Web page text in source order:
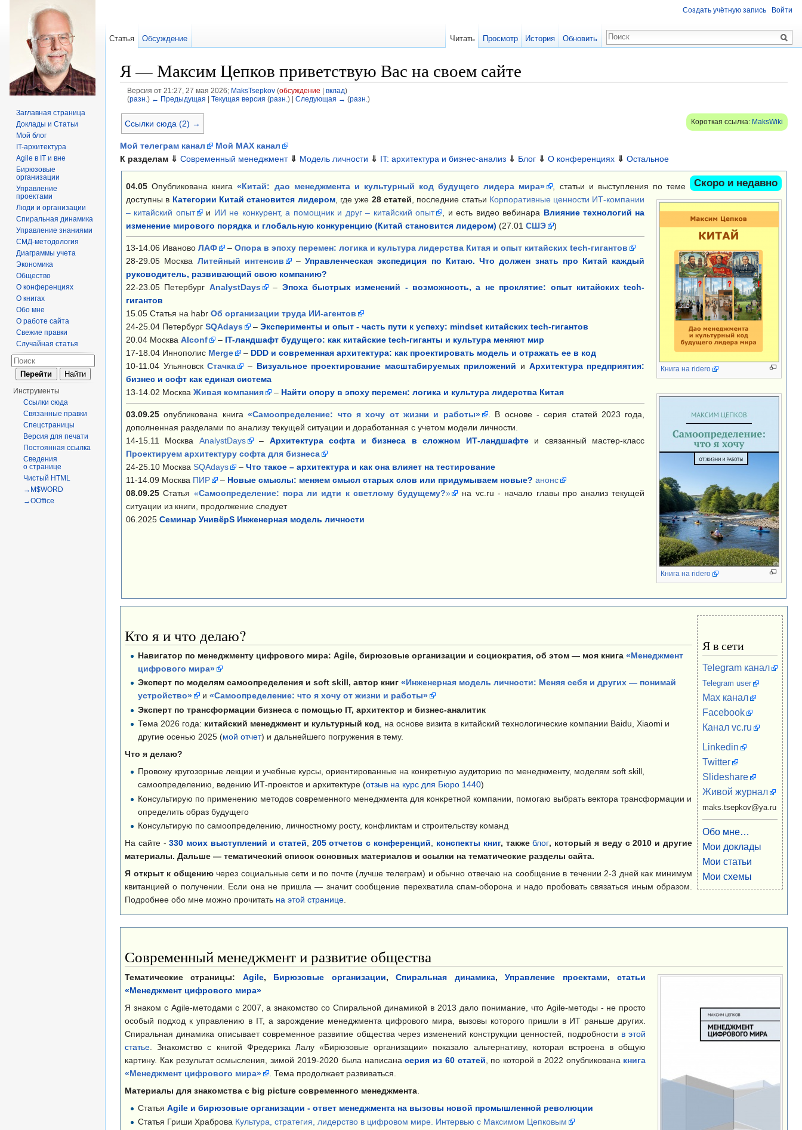
Я — Максим Цепков приветствую Вас на своем сайте
Версия от 21:27, 27 мая 2026; MaksTsepkov (обсуждение вклад)
(разн. ) ← Предыдущая Текущая версия (разн. ) | Следующая → (разн. )
Короткая ссылка: MaksWiki
Ссылки сюда (2) →
Мой телеграм канал
Мой MAX канал
К разделам ⇓ Современный менеджмент ⇓ Модель личности ⇓ IT: архитектура и бизнес-анализ ⇓ Блог ⇓ О конференциях ⇓ Остальное
Скоро и недавно
Книга на ridero
Книга на ridero
04.05 Опубликована книга«Китай: дао менеджмента и культурный код будущего лидера мира»
, статьи и выступления по теме
доступны в Категории Китай становится лидером, где уже 28 статей , последние статьи Корпоративные ценности ИТ-компании
– китайский опыт
и ИИ не конкурент, а помощник и друг – китайский опыт , и есть видео вебинара Влияние технологий на
изменение мирового порядка и глобальную конкуренцию (Китай становится лидером) (27.01 СШЭ )
13-14.06 Иваново ЛАФ – Опора в эпоху перемен: логика и культура лидерства Китая и опыт китайских tech-гигантов
28-29.05 Москва Литейный интенсив –Управленческая экспедиция по Китаю. Что должен знать про Китай каждый
руководитель, развивающий свою компанию?
22-23.05 Петербург AnalystDays – Эпоха быстрых изменений - возможность, а не проклятие: опыт китайских tech-
гигантов
15.05 Статья на habr Об организации труда ИИ-агентов
24-25.04 Петербург SQAdays – Эксперименты и опыт - часть пути к успеху: mindset китайских tech-гигантов
20.04 Москва AIconf – IT-ландшафт будущего: как китайские tech-гиганты и культура меняют мир
17-18.04 Иннополис Merge – DDD и современная архитектура: как проектировать модель и отражать ее в код
10-11.04 УльяновскСтачка – Визуальное проектирование масштабируемых приложений и Архитектура предприятия:
бизнес и софт как единая система
13-14.02 Москва Живая компания – Найти опору в эпоху перемен: логика и культура лидерства Китая
03.09.25 опубликована книга«Самоопределение: что я хочу от жизни и работы»
. В основе - серия статей 2023 года,
дополненная разделами по анализу текущей ситуации и доработанная с учетом модели личности.
14-15.11 Москва AnalystDays – Архитектура софта и бизнеса в сложном ИТ-ландшафтеи связанный мастер-класс
Проектируем архитектуру софта для бизнеса
24-25.10 Москва SQAdays – Что такое – архитектура и как она влияет на тестирование
11-14.09 Москва ПИР – Новые смыслы: меняем смысл старых слов или придумываем новые? анонс
08.09.25 Статья «Самоопределение: пора ли идти к светлому будущему?»
на vc.ru - начало главы про анализ текущей
ситуации из книги, продолжение следует
06.2025 Семинар УнивёрS Инженерная модель личности
Я в сети
Telegram канал
Telegram user
Max канал
Facebook
Канал vc.ru
Linkedin
Twitter
Slideshare
Живой журнал
maks.tsepkov@ya.ru
Обо мне…
Мои доклады
Мои статьи
Мои схемы
Кто я и что делаю?
Навигатор по менеджменту цифрового мира: Agile, бирюзовые организации и социократия, об этом — моя книга«Менеджмент
цифрового мира»
Эксперт по моделям самоопределения и soft skill, автор книг«Инженерная модель личности: Меняя себя и других — понимай
устройство»
и«Самоопределение: что я хочу от жизни и работы»
Эксперт по трансформации бизнеса с помощью IT, архитектор и бизнес-аналитик
Тема 2026 года: китайский менеджмент и культурный код, на основе визита в китайский технологические компании Baidu, Xiaomi и
другие осенью 2025 (мой отчет) и дальнейшего погружения в тему.
Что я делаю?
Провожу кругозорные лекции и учебные курсы, ориентированные на конкретную аудиторию по менеджменту, моделям soft skill,
самоопределению, ведению ИТ-проектов и архитектуре (отзыв на курс для Бюро 1440)
Консультирую по применению методов современного менеджмента для конкретной компании, помогаю выбрать вектора трансформации и
определить образ будущего
Консультирую по самоопределению, личностному росту, конфликтам и строительству команд
На сайте -330 моих выступлений и статей 205 отчетов с конференций конспекты книг, такжеблог, который я веду с 2010 и другие
материалы. Дальше — тематический список основных материалов и ссылки на тематические разделы сайта.
Я открыт к общениючерез социальные сети и по почте (лучше телеграм) и обычно отвечаю на сообщение в течении 2-3 дней как минимум
квитанцией о получении. Если она не пришла — значит сообщение перехватила спам-оборона и надо пробовать связаться иным образом.
Подробнее обо мне можно прочитать на этой странице
Современный менеджмент и развитие общества
Тематические страницы: Agile, Бирюзовые организации,Спиральная динамика,Управление проектами,статьи
«Менеджмент цифрового мира»
Я знаком с Agile-методами с 2007, а знакомство со Спиральной динамикой в 2013 дало понимание, что Agile-методы - не просто
особый подход к управлению в IT, а зарождение менеджмента цифрового мира, вызовы которого пришли в ИТ раньше других.
Спиральная динамика описывает современное развитие общества через изменений конструкции ценностей, подробности в этой
статье . Знакомство с книгой Фредерика Лалу «Бирюзовые организации» показало альтернативу, которая встроена в общую
картину. Как результат осмысления, зимой 2019-2020 была написанасерия из 60 статей , по которой в 2022 опубликована книга
«Менеджмент цифрового мира»
. Тема продолжает развиваться.
Материалы для знакомства с big picture современного менеджмента
СтатьяAgile и бирюзовые организации - ответ менеджмента на вызовы новой промышленной революции
Статья Гриши Храброва Культура, стратегия, лидерство в цифровом мире. Интервью с Максимом Цепковым
Создать учётную запись Войти
Статья Обсуждение Читать Просмотр История Обновить
Заглавная страница
Доклады и Статьи
Мой блог
IT-архитектура
Agile в IT и вне
Бирюзовые
организации
Управление
проектами
Люди и организации
Спиральная динамика
Управление знаниями
СМД-методология
Диаграммы учета
Экономика
Общество
О конференциях
О книгах
Обо мне
О работе сайта
Свежие правки
Случайная статья
Инструменты
Ссылки сюда
Связанные правки
Спецстраницы
Версия для печати
Постоянная ссылка
Сведения
о странице
Чистый HTML
→M$WORD
→OOffice